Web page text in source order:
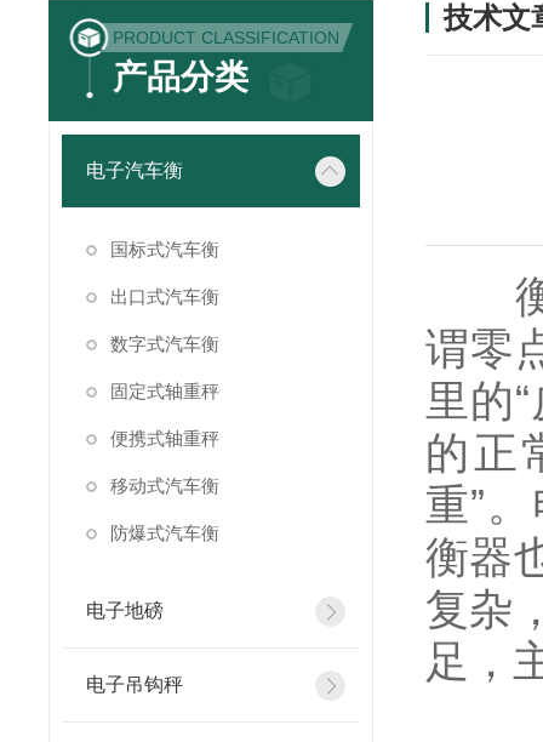
PRODUCT CLASSIFICATION
产品分类
电子汽车衡
国标式汽车衡
出口式汽车衡
数字式汽车衡
固定式轴重秤
便携式轴重秤
移动式汽车衡
防爆式汽车衡
电子地磅
电子吊钩秤
技术文
衡
谓零
里的
的正
重”
衡器
复杂
足，